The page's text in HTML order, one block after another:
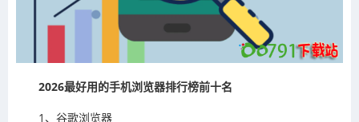
2026最好用的手机浏览器排行榜前十名
1、谷歌浏览器